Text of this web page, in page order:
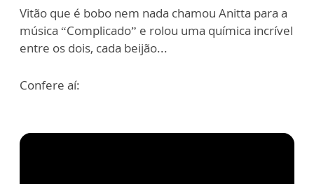
Vitão que é bobo nem nada chamou Anitta para a
música “Complicado” e rolou uma química incrível
entre os dois, cada beijão...
Confere aí: